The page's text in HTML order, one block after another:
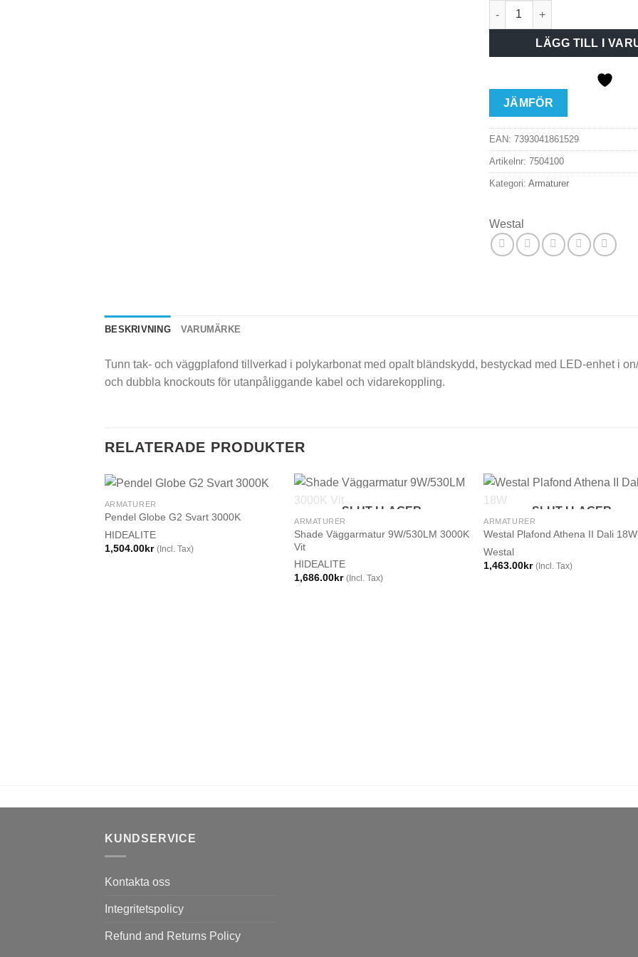
Westal Plafond Athena II on/
LÄGG TILL I
JÄMFÖR
EAN: 7393041861529
Artikelnr: 7504100
Kategori: Armaturer
Westal
BESKRIVNING VARUMÄRKE
Tunn tak- och väggplafond tillverkad i polykarbonat med opalt bländskydd, bestyckad med LED-enhet i
och dubbla knockouts för utanpåliggande kabel och vidarekoppling.
RELATERADE PRODUKTER
ARMATURER
Pendel Globe G2 Svart 3000K
HIDEALITE
1,504.00kr (Incl. Tax)
SLUT I LAGER
ARMATURER
Shade Väggarmatur 9W/530LM 3000K
Vit
HIDEALITE
1,686.00kr (Incl. Tax)
SLUT I LAGER
ARMATURER
Westal Plafond Athena II Dali 18W
Westal
1,463.00kr (Incl. Tax)
KUNDSERVICE
Kontakta oss
Integritetspolicy
Refund and Returns Policy